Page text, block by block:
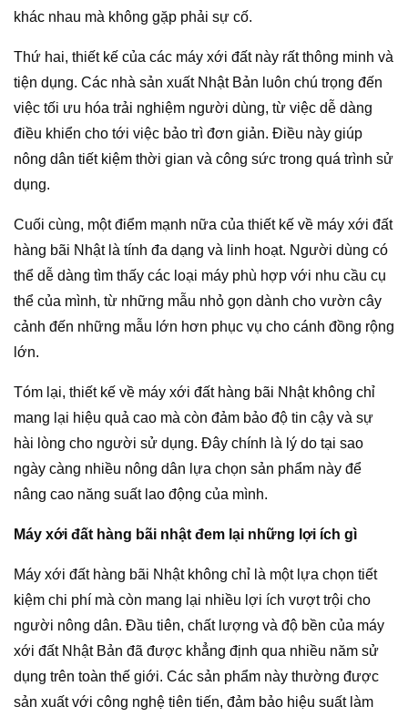
khác nhau mà không gặp phải sự cố.
Thứ hai, thiết kế của các máy xới đất này rất thông minh và
tiện dụng. Các nhà sản xuất Nhật Bản luôn chú trọng đến
việc tối ưu hóa trải nghiệm người dùng, từ việc dễ dàng
điều khiển cho tới việc bảo trì đơn giản. Điều này giúp
nông dân tiết kiệm thời gian và công sức trong quá trình sử
dụng.
Cuối cùng, một điểm mạnh nữa của thiết kế về máy xới đất
hàng bãi Nhật là tính đa dạng và linh hoạt. Người dùng có
thể dễ dàng tìm thấy các loại máy phù hợp với nhu cầu cụ
thể của mình, từ những mẫu nhỏ gọn dành cho vườn cây
cảnh đến những mẫu lớn hơn phục vụ cho cánh đồng rộng
lớn.
Tóm lại, thiết kế về máy xới đất hàng bãi Nhật không chỉ
mang lại hiệu quả cao mà còn đảm bảo độ tin cậy và sự
hài lòng cho người sử dụng. Đây chính là lý do tại sao
ngày càng nhiều nông dân lựa chọn sản phẩm này để
nâng cao năng suất lao động của mình.
Máy xới đất hàng bãi nhật đem lại những lợi ích gì
Máy xới đất hàng bãi Nhật không chỉ là một lựa chọn tiết
kiệm chi phí mà còn mang lại nhiều lợi ích vượt trội cho
người nông dân. Đầu tiên, chất lượng và độ bền của máy
xới đất Nhật Bản đã được khẳng định qua nhiều năm sử
dụng trên toàn thế giới. Các sản phẩm này thường được
sản xuất với công nghệ tiên tiến, đảm bảo hiệu suất làm